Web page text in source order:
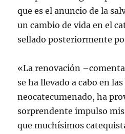
que es el anuncio de la
un cambio de vida en el
sellado posteriormente
«La renovación
se ha llevado a cabo en
neocatecumenado, ha
sorprendente impulso
que muchísimos